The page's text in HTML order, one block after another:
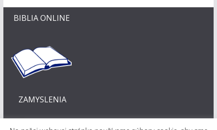
BIBLIA ONLINE
ZAMYSLENIA